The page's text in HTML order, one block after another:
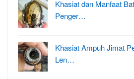
Khasiat dan Manfaat
Penger…
Khasiat Ampuh Jimat
Len…